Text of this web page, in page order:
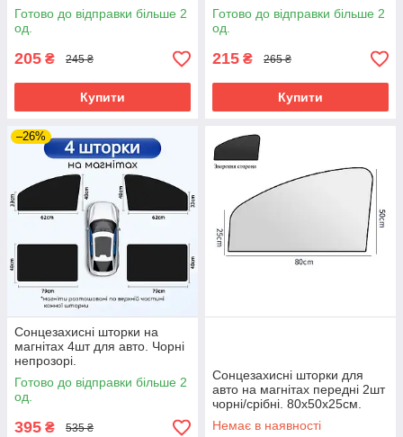
Готово до відправки більше 2
од.
205 ₴ 245 ₴
Купити
Готово до відправки більше 2
од.
215 ₴ 265 ₴
Купити
–26%
Сонцезахисні шторки на
магнітах 4шт для авто. Чорні
непрозорі.
Готово до відправки більше 2
од.
395 ₴ 535 ₴
Сонцезахисні шторки для
авто на магнітах передні 2шт
чорні/срібні. 80х50х25см.
Немає в наявності